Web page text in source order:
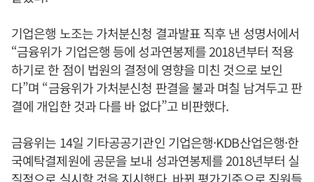
기업은행 노조는 가처분신청 결과발표 직후 낸 성명서에서
“금융위가 기업은행 등에 성과연봉제를 2018년부터 적용
하기로 한 점이 법원의 결정에 영향을 미친 것으로 보인
다”며 “금융위가 가처분신청 판결을 불과 며칠 남겨두고 판
결에 개입한 것과 다를 바 없다”고 비판했다.
금융위는 14일 기타공공기관인 기업은행·KDB산업은행·한
국예탁결제원에 공문을 보내 성과연봉제를 2018년부터 실